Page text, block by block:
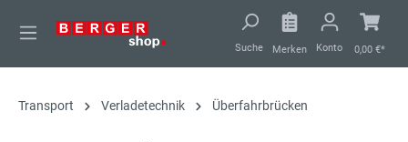
springen
Suche Merken Konto 0,00 €*
Transport Verladetechnik Überfahrbrücken